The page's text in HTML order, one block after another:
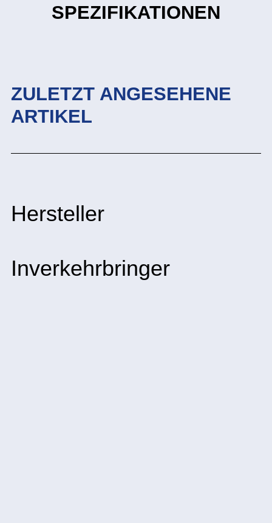
SPEZIFIKATIONEN
ZULETZT ANGESEHENE
ARTIKEL
Hersteller
Inverkehrbringer